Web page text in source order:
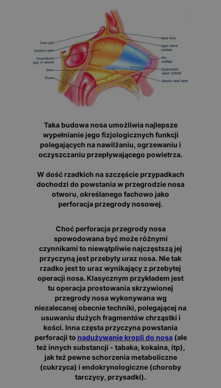
Taka budowa nosa umożliwia najlepsze
wypełnianie jego fizjologicznych funkcji
polegających na nawilżaniu, ogrzewaniu i
oczyszczaniu przepływającego powietrza.
W dość rzadkich na szczęście przypadkach
dochodzi do powstania w przegrodzie nosa
otworu, określanego fachowo jako
perforacja przegrody nosowej.
Choć perforacja przegrody nosa
spowodowana być może różnymi
czynnikami to niewątpliwie najczęstszą jej
przyczyną jest przebyty uraz nosa. Nie tak
rzadko jest to uraz wynikający z przebytej
operacji nosa. Klasycznym przykładem jest
tu operacja prostowania skrzywionej
przegrody nosa wykonywana wg
niezalecanej obecnie techniki, polegającej na
usuwaniu dużych fragmentów chrząstki i
kości. Inna częsta przyczyna powstania
perforacji to nadużywanie kropli do nosa(ale
też innych substancji - tabaka, kokaina, itp),
jak też pewne schorzenia metaboliczne
(cukrzyca) i endokrynologiczne (choroby
tarczycy, przysadki).